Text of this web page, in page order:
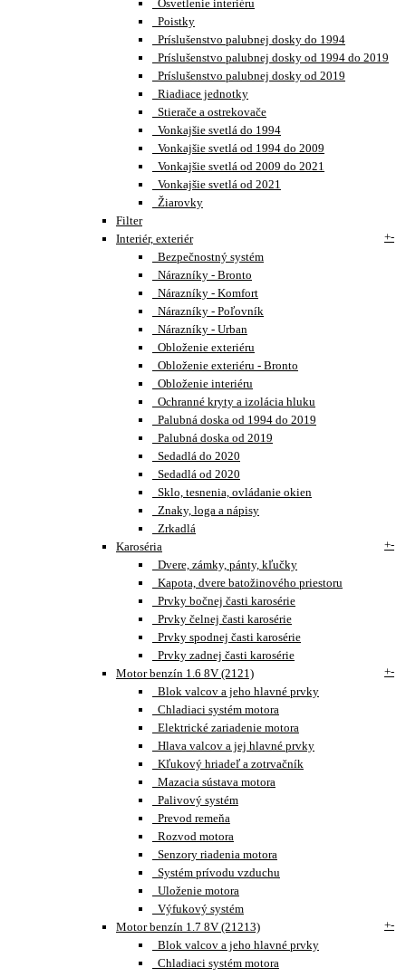
Osvetlenie interiéru
Poistky
Príslušenstvo palubnej dosky do 1994
Príslušenstvo palubnej dosky od 1994 do 2019
Príslušenstvo palubnej dosky od 2019
Riadiace jednotky
Stierače a ostrekovače
Vonkajšie svetlá do 1994
Vonkajšie svetlá od 1994 do 2009
Vonkajšie svetlá od 2009 do 2021
Vonkajšie svetlá od 2021
Žiarovky
Filter
Interiér, exteriér
+-
Bezpečnostný systém
Nárazníky - Bronto
Nárazníky - Komfort
Nárazníky - Poľovník
Nárazníky - Urban
Obloženie exteriéru
Obloženie exteriéru - Bronto
Obloženie interiéru
Ochranné kryty a izolácia hluku
Palubná doska od 1994 do 2019
Palubná doska od 2019
Sedadlá do 2020
Sedadlá od 2020
Sklo, tesnenia, ovládanie okien
Znaky, loga a nápisy
Zrkadlá
Karoséria
+-
Dvere, zámky, pánty, kľučky
Kapota, dvere batožinového priestoru
Prvky bočnej časti karosérie
Prvky čelnej časti karosérie
Prvky spodnej časti karosérie
Prvky zadnej časti karosérie
Motor benzín 1.6 8V (2121)
+-
Blok valcov a jeho hlavné prvky
Chladiaci systém motora
Elektrické zariadenie motora
Hlava valcov a jej hlavné prvky
Kľukový hriadeľ a zotrvačník
Mazacia sústava motora
Palivový systém
Prevod remeňa
Rozvod motora
Senzory riadenia motora
Systém prívodu vzduchu
Uloženie motora
Výfukový systém
Motor benzín 1.7 8V (21213)
+-
Blok valcov a jeho hlavné prvky
Chladiaci systém motora